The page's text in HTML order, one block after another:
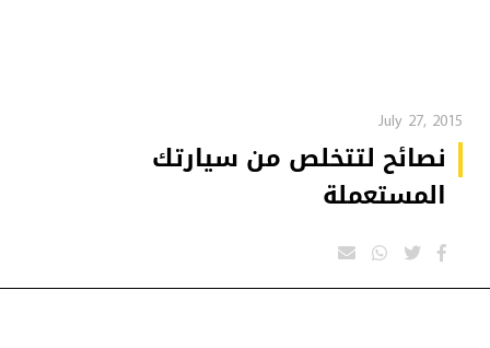
July 27, 2015
نصائح لتتخلص من سيارتك
المستعملة